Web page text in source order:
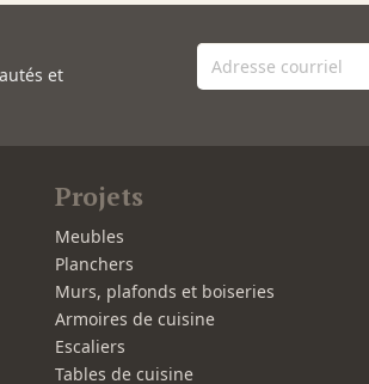
et
Projets
Meubles
Planchers
Murs, plafonds et boiseries
Armoires de cuisine
Escaliers
Tables de cuisine